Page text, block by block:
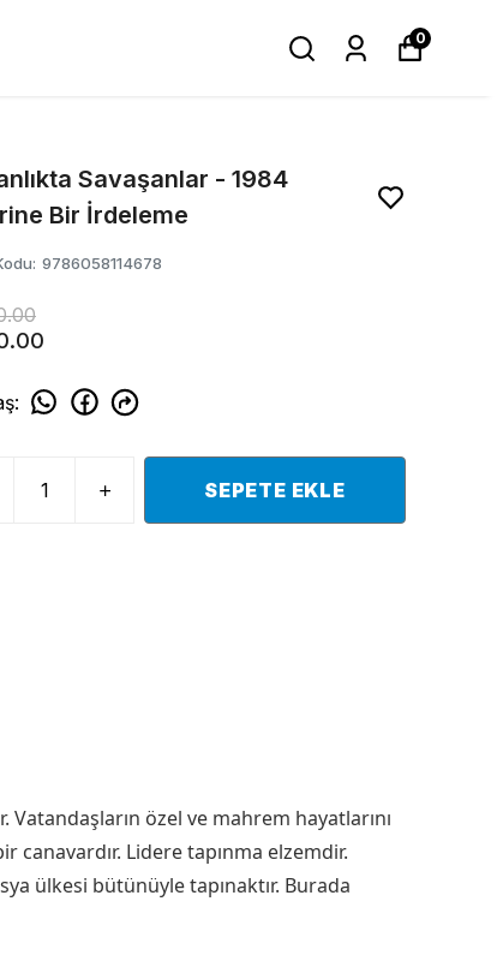
0
Savaşanlar - 1984
Bir İrdeleme
: 9786058114678
:
SEPETE EKLE
özel ve mahrem hayatlarını
canavardır. Lidere tapınma elzemdir.
ülkesi bütünüyle tapınaktır. Burada